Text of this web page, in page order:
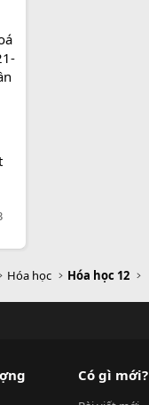
Hóa học Hóa học 12
Có gì mới?